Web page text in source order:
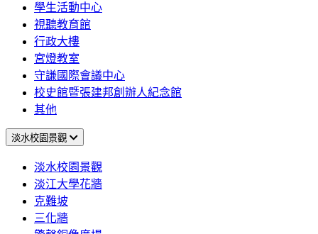
學生活動中心
視聽教育館
行政大樓
宮燈教室
守謙國際會議中心
校史館暨張建邦創辦人紀念館
其他
淡水校園景觀
淡水校園景觀
淡江大學花牆
克難坡
三化牆